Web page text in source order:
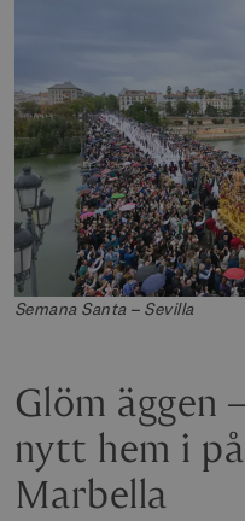
Semana Santa – Sevilla
Glöm äggen
nytt hem i
Marbella